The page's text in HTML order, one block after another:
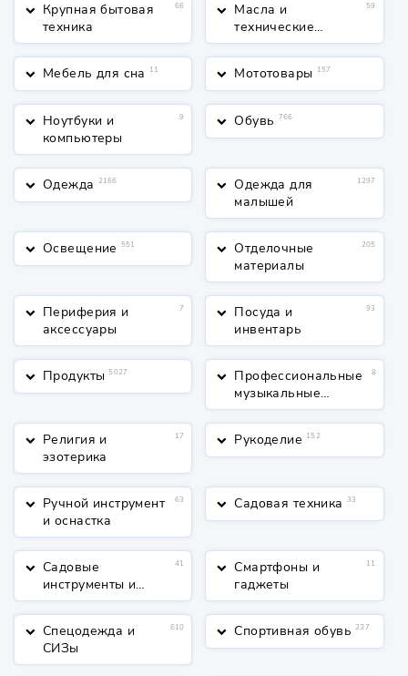
keyboard_arrow_down Крупная бытовая
техника
66 keyboard_arrow_down Масла и
технические
жидкости
59
keyboard_arrow_down Мебель для сна 11 keyboard_arrow_down Мототовары 157
keyboard_arrow_down Ноутбуки и
компьютеры
9 keyboard_arrow_down Обувь 766
keyboard_arrow_down Одежда 2166 keyboard_arrow_down Одежда для
малышей
1297
keyboard_arrow_down Освещение 551 keyboard_arrow_down Отделочные
материалы
205
keyboard_arrow_down Периферия и
аксессуары
7 keyboard_arrow_down Посуда и
инвентарь
93
keyboard_arrow_down Продукты 5027 keyboard_arrow_down Профессиональные
музыкальные
инструменты
8
keyboard_arrow_down Религия и
эзотерика
17 keyboard_arrow_down Рукоделие 152
keyboard_arrow_down Ручной инструмент
и оснастка
63 keyboard_arrow_down Садовая техника 33
keyboard_arrow_down Садовые
инструменты и
полив
41 keyboard_arrow_down Смартфоны и
гаджеты
11
keyboard_arrow_down Спецодежда и
СИЗы
610 keyboard_arrow_down Спортивная обувь 237